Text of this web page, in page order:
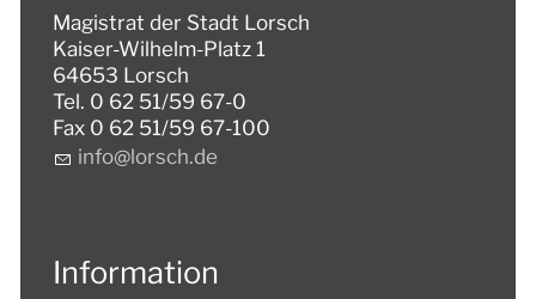
Magistrat der Stadt Lorsch
Kaiser-Wilhelm-Platz 1
64653 Lorsch
Tel. 0 62 51/59 67-0
Fax 0 62 51/59 67-100
nf
l rsch d
Information